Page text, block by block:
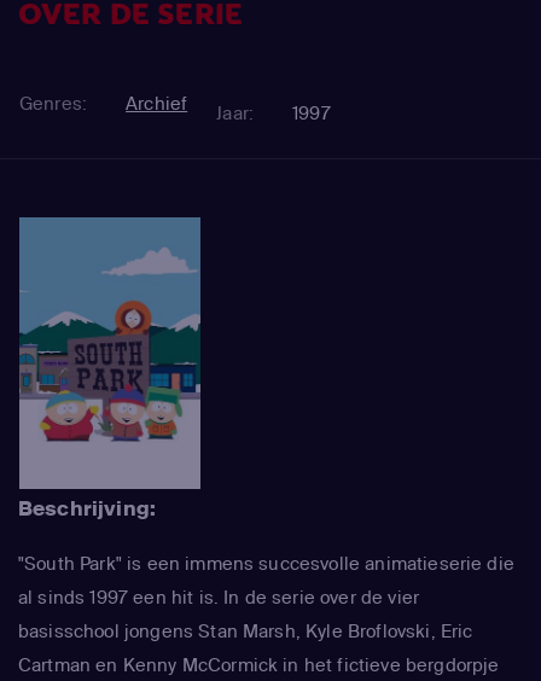
OVER DE SERIE
Genres: Archief Jaar: 1997
Beschrijving:
"South Park" is een immens succesvolle animatieserie die
al sinds 1997 een hit is. In de serie over de vier
basisschool jongens Stan Marsh, Kyle Broflovski, Eric
Cartman en Kenny McCormick in het fictieve bergdorpje